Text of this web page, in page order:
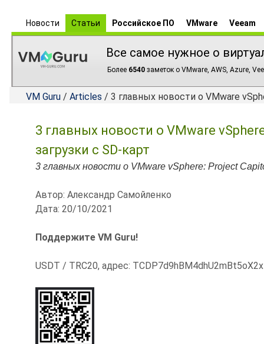
Новости Статьи Российское ПО VMware Veeam
Все самое нужное о
Более 6540 заметок о VMware, AWS, Azure,
VM Guru / Articles / 3 главных новости о VMware
3 главных новости о VMware
загрузки с SD-карт
3 главных новости о VMware vSphere: Project
Автор: Александр Самойленко
Дата: 20/10/2021
Поддержите VM Guru!
USDT / TRC20, адрес: